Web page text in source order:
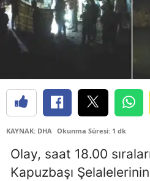
KAYNAK: DHA Okunma Süresi: 1 dk
Olay, saat 18.00
Kapuzbaşı